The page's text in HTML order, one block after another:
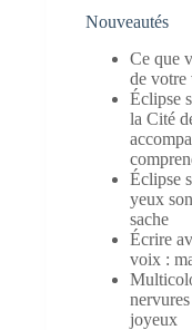
Nouveautés
Ce que
de votre
Éclipse
la Cité
Éclipse
yeux
sache
Écrire
voix :
joyeux